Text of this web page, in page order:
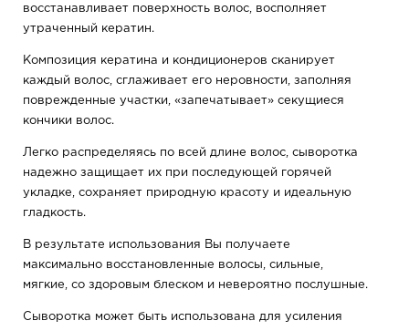
восстанавливает поверхность волос, восполняет
утраченный кератин.
Композиция кератина и кондиционеров сканирует
каждый волос, сглаживает его неровности, заполняя
поврежденные участки, «запечатывает» секущиеся
кончики волос.
Легко распределяясь по всей длине волос, сыворотка
надежно защищает их при последующей горячей
укладке, сохраняет природную красоту и идеальную
гладкость.
В результате использования Вы получаете
максимально восстановленные волосы, сильные,
мягкие, со здоровым блеском и невероятно послушные.
Сыворотка может быть использована для усиления